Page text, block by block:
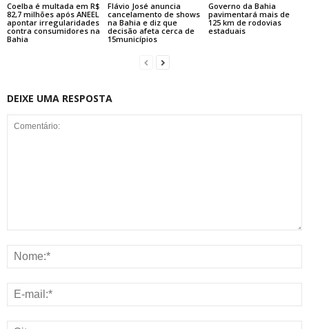
Coelba é multada em R$
82,7 milhões após ANEEL
apontar irregularidades
contra consumidores na
Bahia
Flávio José anuncia
cancelamento de shows
na Bahia e diz que
decisão afeta cerca de
15municípios
Governo da Bahia
pavimentará mais de
125 km de rodovias
estaduais
DEIXE UMA RESPOSTA